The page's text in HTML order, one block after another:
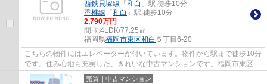
西鉄貝塚線 「 和白 」駅 徒歩10分
香椎線 「 和白 」駅 徒歩10分
2,790万円
間取:4LDK/77.25㎡
福岡県福岡市東区和白 ５丁目6-20
こちらの物件にはエレベーターが付いています。物件から駅まで徒歩10分
です。住み心地も充実した、きれいな中古マンションです。福岡市東区に
ある和白周辺で不動産情報をお求めの方は...
売買｜中古マンション